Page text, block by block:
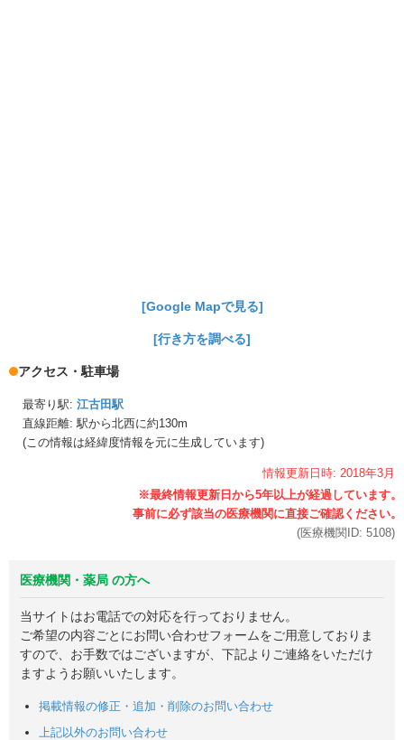
[Google Mapで見る]
[行き方を調べる]
アクセス・駐車場
最寄り駅: 江古田駅
直線距離: 駅から北西に約130m
(この情報は経緯度情報を元に生成しています)
情報更新日時: 2018年3月
(医療機関ID: 5108)
医療機関・薬局 の方へ
当サイトはお電話での対応を行っておりません。
ご希望の内容ごとにお問い合わせフォームをご用意しておりま
すので、お手数ではございますが、下記よりご連絡をいただけ
ますようお願いいたします。
掲載情報の修正・追加・削除のお問い合わせ
上記以外のお問い合わせ